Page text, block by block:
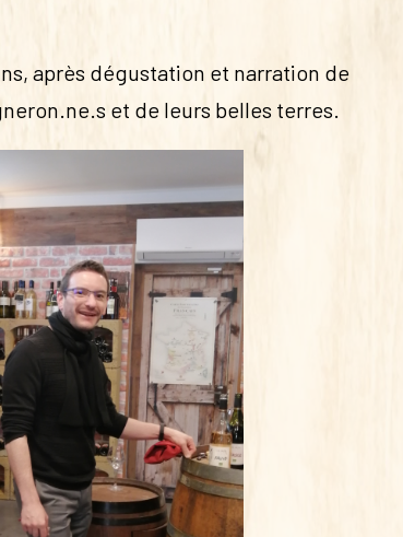
après dégustation et narration de
et de leurs belles terres.